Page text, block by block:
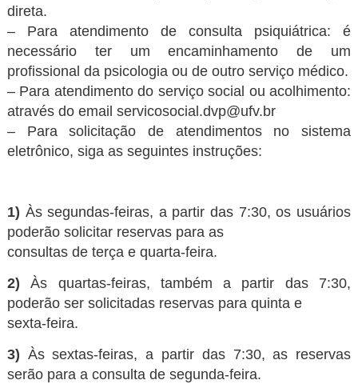
direta.
– Para atendimento de consulta psiquiátrica: é
necessário ter um encaminhamento de um
profissional da psicologia ou de outro serviço médico.
– Para atendimento do serviço social ou acolhimento:
através do email servicosocial.dvp@ufv.br
– Para solicitação de atendimentos no sistema
eletrônico, siga as seguintes instruções:
1) Às segundas-feiras, a partir das 7:30, os usuários
poderão solicitar reservas para as
consultas de terça e quarta-feira.
2) Às quartas-feiras, também a partir das 7:30,
poderão ser solicitadas reservas para quinta e
sexta-feira.
3) Às sextas-feiras, a partir das 7:30, as reservas
serão para a consulta de segunda-feira.